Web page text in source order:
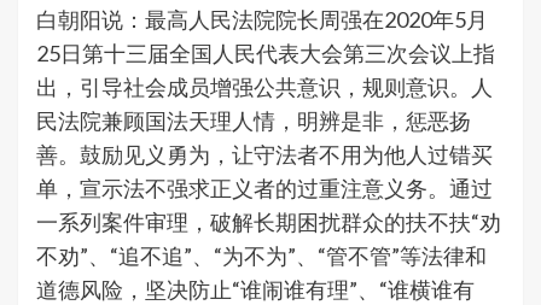
白朝阳说：最高人民法院院长周强在2020年5月
25日第十三届全国人民代表大会第三次会议上指
出，引导社会成员增强公共意识，规则意识。人
民法院兼顾国法天理人情，明辨是非，惩恶扬
善。鼓励见义勇为，让守法者不用为他人过错买
单，宣示法不强求正义者的过重注意义务。通过
一系列案件审理，破解长期困扰群众的扶不扶“劝
不劝”、“追不追”、“为不为”、“管不管”等法律和
道德风险，坚决防止“谁闹谁有理”、“谁横谁有